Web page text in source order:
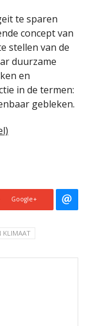
te sparen
concept van
stellen van de
duurzame
en
in de termen:
gebleken.
Google+
KLIMAAT